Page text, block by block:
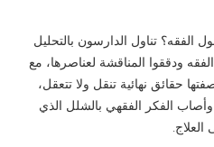
تناول الدارسون بالتحليل
ودققوا المناقشة لعناصرها، مع
حقائق نهائية تنقل ولا تتعقل،
الفكر الفقهي بالشلل الذي